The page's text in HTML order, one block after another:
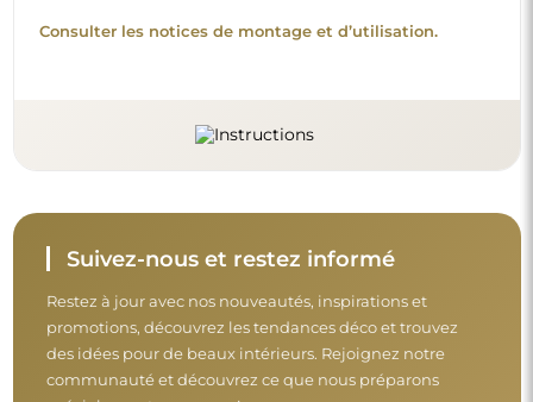
Consulter les notices de montage et d’utilisation.
Suivez-nous et restez informé
Restez à jour avec nos nouveautés, inspirations et
promotions, découvrez les tendances déco et trouvez
des idées pour de beaux intérieurs. Rejoignez notre
communauté et découvrez ce que nous préparons